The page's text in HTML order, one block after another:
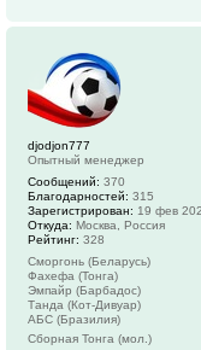
djodjon777
Опытный менеджер
Сообщений: 370
Благодарностей: 315
Зарегистрирован: 19 фев
Откуда: Москва, Россия
Рейтинг: 328
Сморгонь (Беларусь)
Фахефа (Тонга)
Эмпайр (Барбадос)
Танда (Кот-Дивуар)
АБС (Бразилия)
Сборная Тонга (мол.)